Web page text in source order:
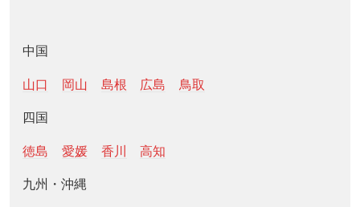
中国
山口 岡山 島根 広島 鳥取
四国
徳島 愛媛 香川 高知
九州・沖縄